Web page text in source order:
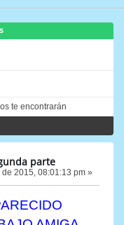
te encontrarán
parte
2015, 08:01:13 pm »